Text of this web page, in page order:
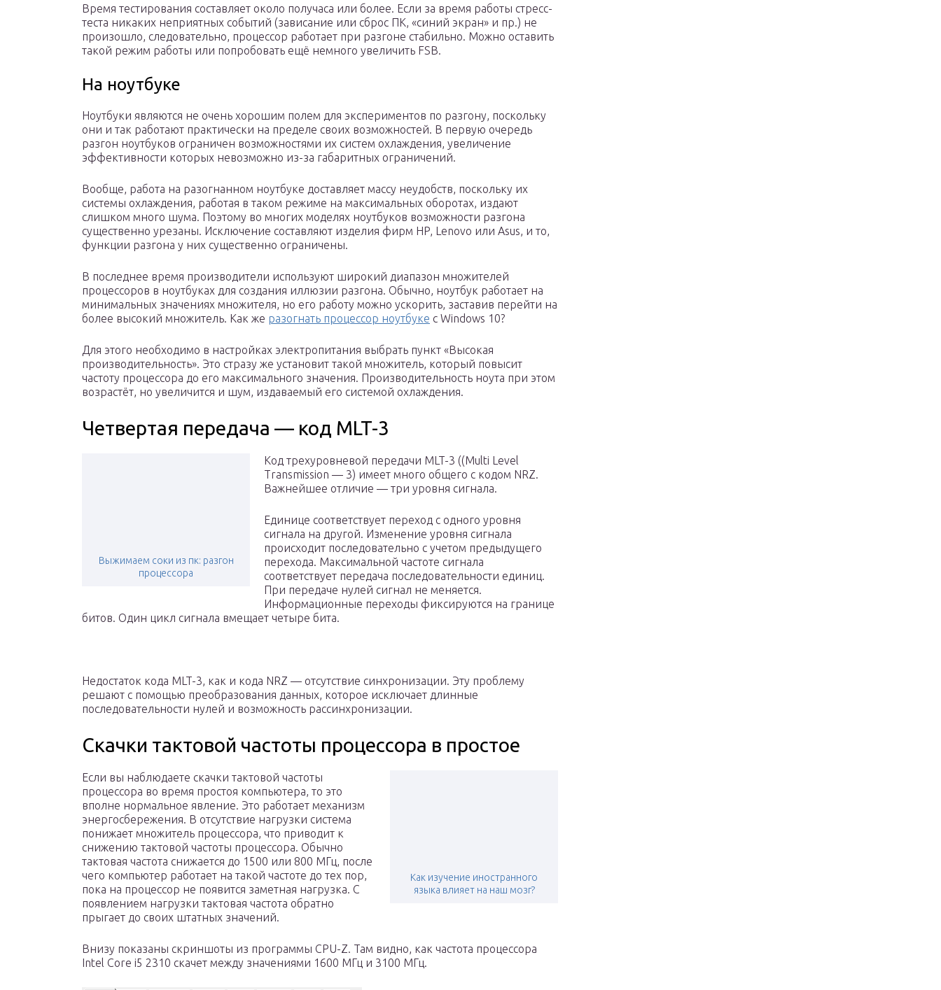
Время тестирования составляет около получаса или более. Если за время работы стресс-
теста никаких неприятных событий (зависание или сброс ПК, «синий экран» и пр.) не
произошло, следовательно, процессор работает при разгоне стабильно. Можно оставить
такой режим работы или попробовать ещё немного увеличить FSB.
На ноутбуке
Ноутбуки являются не очень хорошим полем для экспериментов по разгону, поскольку
они и так работают практически на пределе своих возможностей. В первую очередь
разгон ноутбуков ограничен возможностями их систем охлаждения, увеличение
эффективности которых невозможно из-за габаритных ограничений.
Вообще, работа на разогнанном ноутбуке доставляет массу неудобств, поскольку их
системы охлаждения, работая в таком режиме на максимальных оборотах, издают
слишком много шума. Поэтому во многих моделях ноутбуков возможности разгона
существенно урезаны. Исключение составляют изделия фирм HP, Lenovo или Asus, и то,
функции разгона у них существенно ограничены.
В последнее время производители используют широкий диапазон множителей
процессоров в ноутбуках для создания иллюзии разгона. Обычно, ноутбук работает на
минимальных значениях множителя, но его работу можно ускорить, заставив перейти на
более высокий множитель. Как же разогнать процессор ноутбуке с Windows 10?
Для этого необходимо в настройках электропитания выбрать пункт «Высокая
производительность». Это стразу же установит такой множитель, который повысит
частоту процессора до его максимального значения. Производительность ноута при этом
возрастёт, но увеличится и шум, издаваемый его системой охлаждения.
Четвертая передача — код MLT-3
Выжимаем соки из пк: разгон
процессора
Код трехуровневой передачи MLT-3 ((Multi Level
Transmission — 3) имеет много общего с кодом NRZ.
Важнейшее отличие — три уровня сигнала.
Единице соответствует переход с одного уровня
сигнала на другой. Изменение уровня сигнала
происходит последовательно с учетом предыдущего
перехода. Максимальной частоте сигнала
соответствует передача последовательности единиц.
При передаче нулей сигнал не меняется.
Информационные переходы фиксируются на границе
битов. Один цикл сигнала вмещает четыре бита.
Недостаток кода MLT-3, как и кода NRZ — отсутствие синхронизации. Эту проблему
решают с помощью преобразования данных, которое исключает длинные
последовательности нулей и возможность рассинхронизации.
Скачки тактовой частоты процессора в простое
Как изучение иностранного
языка влияет на наш мозг?
Если вы наблюдаете скачки тактовой частоты
процессора во время простоя компьютера, то это
вполне нормальное явление. Это работает механизм
энергосбережения. В отсутствие нагрузки система
понижает множитель процессора, что приводит к
снижению тактовой частоты процессора. Обычно
тактовая частота снижается до 1500 или 800 МГц, после
чего компьютер работает на такой частоте до тех пор,
пока на процессор не появится заметная нагрузка. С
появлением нагрузки тактовая частота обратно
прыгает до своих штатных значений.
Внизу показаны скриншоты из программы CPU-Z. Там видно, как частота процессора
Intel Core i5 2310 скачет между значениями 1600 МГц и 3100 МГц.